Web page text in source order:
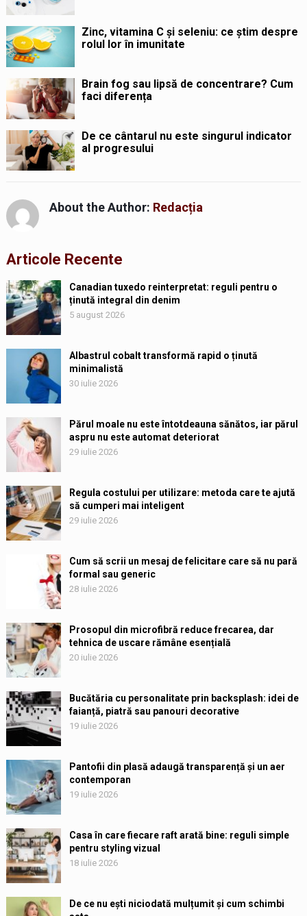
Zinc, vitamina C și seleniu: ce știm despre
rolul lor în imunitate
Brain fog sau lipsă de concentrare? Cum
faci diferența
De ce cântarul nu este singurul indicator
al progresului
About the Author: Redacția
Articole Recente
Canadian tuxedo reinterpretat: reguli pentru o
ținută integral din denim
5 august 2026
Albastrul cobalt transformă rapid o ținută
minimalistă
30 iulie 2026
Părul moale nu este întotdeauna sănătos, iar părul
aspru nu este automat deteriorat
29 iulie 2026
Regula costului per utilizare: metoda care te ajută
să cumperi mai inteligent
29 iulie 2026
Cum să scrii un mesaj de felicitare care să nu pară
formal sau generic
28 iulie 2026
Prosopul din microfibră reduce frecarea, dar
tehnica de uscare rămâne esențială
20 iulie 2026
Bucătăria cu personalitate prin backsplash: idei de
faianță, piatră sau panouri decorative
19 iulie 2026
Pantofii din plasă adaugă transparență și un aer
contemporan
19 iulie 2026
Casa în care fiecare raft arată bine: reguli simple
pentru styling vizual
18 iulie 2026
De ce nu ești niciodată mulțumit și cum schimbi